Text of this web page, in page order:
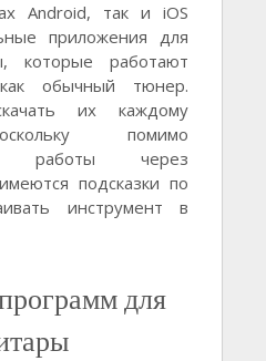
Android, так и iOS
приложения для
которые работают
обычный тюнер.
их каждому
помимо
работы через
подсказки по
инструмент в
для